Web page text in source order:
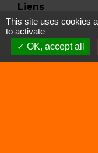
Liens
Déchetterie
Viarhôna
This site uses cookies
to activate
OK, accept all